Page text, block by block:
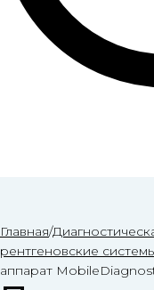
Главная/
рентгеновские
аппарат